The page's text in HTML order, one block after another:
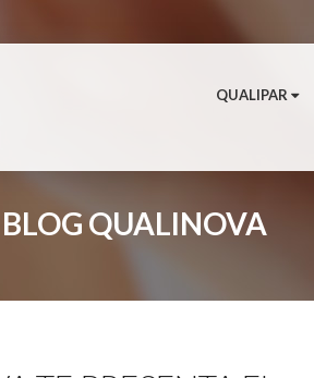
QUALIPAR
BLOG QUALINOVA